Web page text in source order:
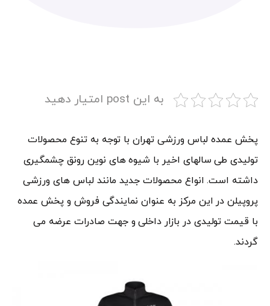
به این post امتیار دهید
پخش عمده لباس ورزشی تهران با توجه به تنوع محصولات
تولیدی طی سالهای اخیر با شیوه های نوین رونق چشمگیری
داشته است. انواع محصولات جدید مانند لباس های ورزشی
پروپیلن در این مرکز به عنوان نمایندگی فروش و پخش عمده
با قیمت تولیدی در بازار داخلی و جهت صادرات عرضه می
گردند.